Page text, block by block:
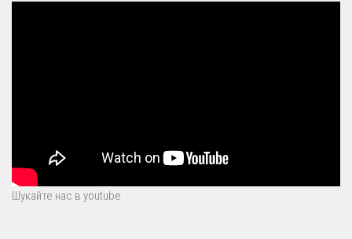
Шукайте нас в youtube